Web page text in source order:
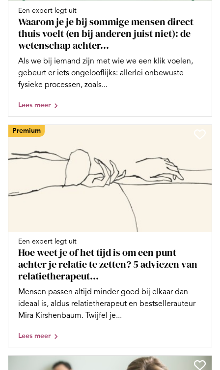
Een expert legt uit
Waarom je je bij sommige mensen direct
thuis voelt (en bij anderen juist niet): de
wetenschap achter...
Als we bij iemand zijn met wie we een klik voelen,
gebeurt er iets ongelooflijks: allerlei onbewuste
fysieke processen, zoals...
Lees meer
Premium
Een expert legt uit
Hoe weet je of het tijd is om een punt
achter je relatie te zetten? 5 adviezen van
relatietherapeut...
Mensen passen altijd minder goed bij elkaar dan
ideaal is, aldus relatietherapeut en bestsellerauteur
Mira Kirshenbaum. Twijfel je...
Lees meer